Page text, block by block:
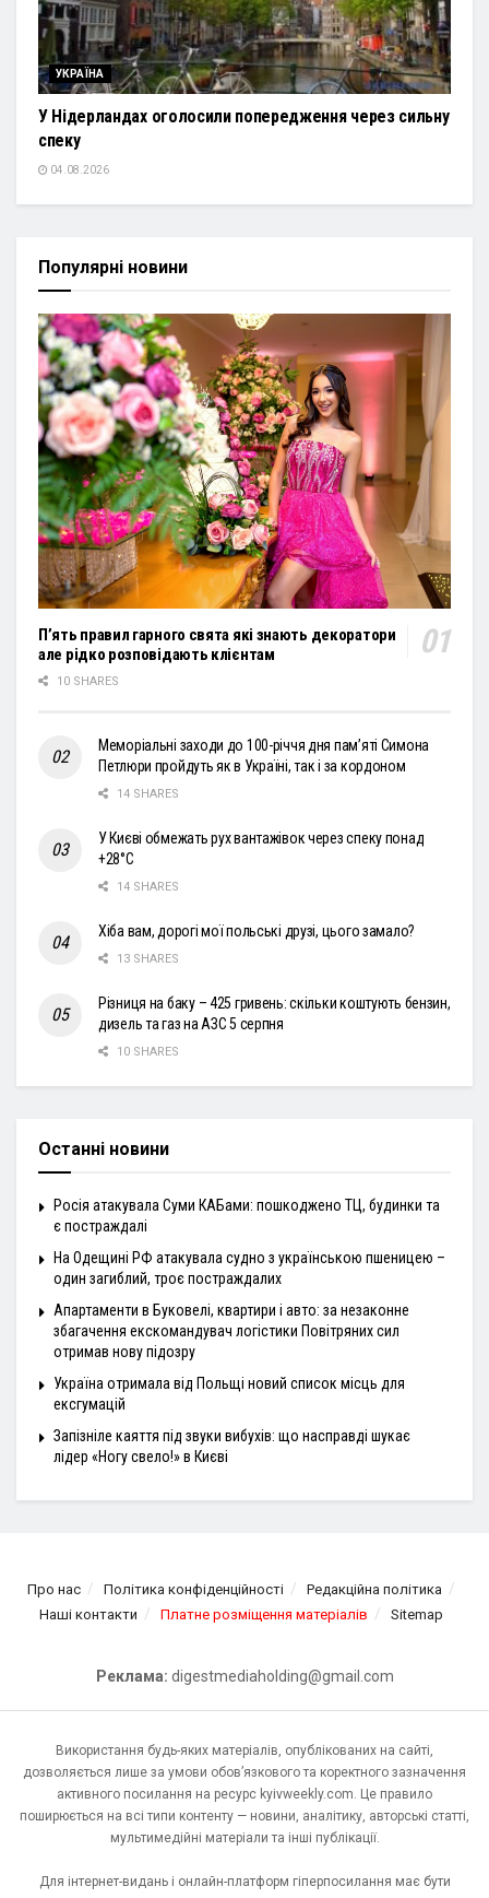
УКРАЇНА
У Нідерландах оголосили попередження через сильну
спеку
04.08.2026
Популярні новини
П’ять правил гарного свята які знають декоратори
але рідко розповідають клієнтам
10 SHARES
Меморіальні заходи до 100-річчя дня пам’яті Симона
Петлюри пройдуть як в Україні, так і за кордоном
14 SHARES
У Києві обмежать рух вантажівок через спеку понад
+28°С
14 SHARES
Хіба вам, дорогі мої польські друзі, цього замало?
13 SHARES
Різниця на баку – 425 гривень: скільки коштують бензин,
дизель та газ на АЗС 5 серпня
10 SHARES
Останні новини
Росія атакувала Суми КАБами: пошкоджено ТЦ, будинки та
є постраждалі
На Одещині РФ атакувала судно з українською пшеницею –
один загиблий, троє постраждалих
Апартаменти в Буковелі, квартири і авто: за незаконне
збагачення екскомандувач логістики Повітряних сил
отримав нову підозру
Україна отримала від Польщі новий список місць для
ексгумацій
Запізніле каяття під звуки вибухів: що насправді шукає
лідер «Ногу свело!» в Києві
Про нас Політика конфіденційності
Редакційна політика
Наші контакти
Платне розміщення матеріалів Sitemap
Реклама: digestmediaholding@gmail.com
Використання будь-яких матеріалів, опублікованих на сайті,
дозволяється лише за умови обов’язкового та коректного зазначення
активного посилання на ресурс kyivweekly.com. Це правило
поширюється на всі типи контенту — новини, аналітику, авторські статті,
мультимедійні матеріали та інші публікації.
Для інтернет-видань і онлайн-платформ гіперпосилання має бути